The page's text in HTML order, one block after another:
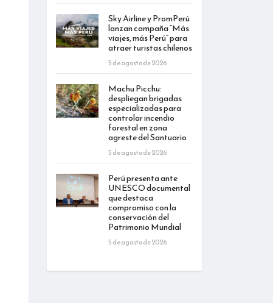
Sky Airline y PromPerú
lanzan campaña “Más
viajes, más Perú” para
atraer turistas chilenos
5 de agosto de 2026
Machu Picchu:
despliegan brigadas
especializadas para
controlar incendio
forestal en zona
agreste del Santuario
5 de agosto de 2026
Perú presenta ante
UNESCO documental
que destaca
compromiso con la
conservación del
Patrimonio Mundial
5 de agosto de 2026